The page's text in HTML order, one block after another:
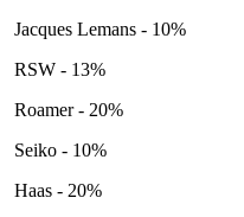
Jacques Lemans - 10%
RSW - 13%
Roamer - 20%
Seiko - 10%
Haas - 20%